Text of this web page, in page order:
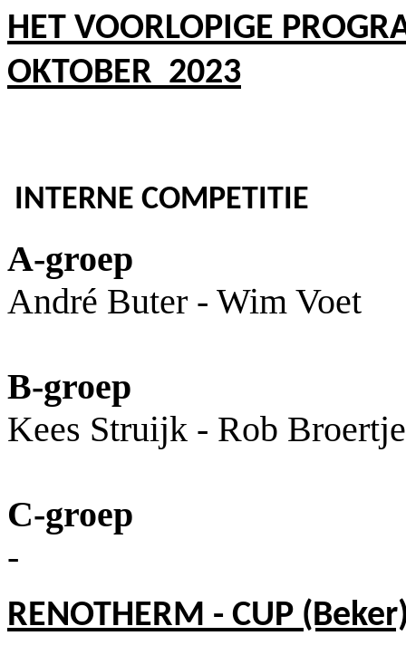
HET VOORLOPIGE
OKTOBER 2023
INTERNE COMPETITIE
A-groep
André Buter - Wim Voet
B-groep
Kees Struijk - Rob
C-groep
-
RENOTHERM - CUP